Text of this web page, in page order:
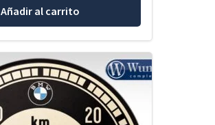
Añadir al carrito